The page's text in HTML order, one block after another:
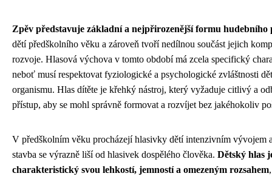
Zpěv představuje základní a nejpřirozenější formu hudebního
dětí předškolního věku a zároveň tvoří nedílnou součást jejich
rozvoje. Hlasová výchova v tomto období má zcela specifický
neboť musí respektovat fyziologické a psychologické zvláštnosti
organismu. Hlas dítěte je křehký nástroj, který vyžaduje citlivý a
přístup, aby se mohl správně formovat a rozvíjet bez jakéhokoliv
V předškolním věku procházejí hlasivky dětí intenzivním vývojem
stavba se výrazně liší od hlasivek dospělého člověka. Dětský hlas
charakteristický svou lehkostí, jemností a omezeným rozsahem